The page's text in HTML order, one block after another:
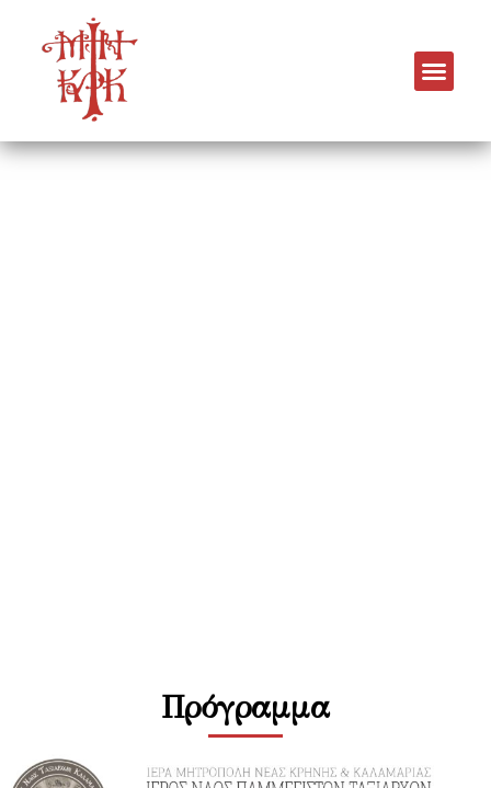
Ιερός Ναός Παμμεγίστων
Ταξιαρχών
Πρόγραμμα